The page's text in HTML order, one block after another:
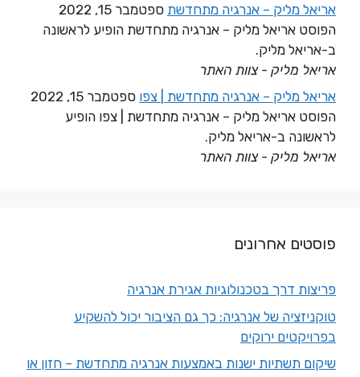
אריאל מליק – אנרגיה מתחדשת ספטמבר 15, 2022
הפוסט אריאל מליק – אנרגיה מתחדשת הופיע לראשונה
ב-אריאל מליק.
אריאל מליק - צוות האתר
אריאל מליק – אנרגיה מתחדשת | צפו ספטמבר 15, 2022
הפוסט אריאל מליק – אנרגיה מתחדשת | צפו הופיע
לראשונה ב-אריאל מליק.
אריאל מליק - צוות האתר
פוסטים אחרונים
פריצות דרך בטכנולוגיות אגירת אנרגיה
טוקניזציה של אנרגיה: כך גם הציבור יכול להשקיע
בפרויקטים ירוקים
שיקום תשתיות ישנות באמצעות אנרגיה מתחדשת – חזון או